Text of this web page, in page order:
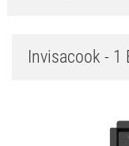
Invisacook - 1